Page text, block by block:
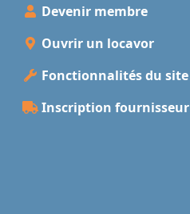
Devenir membre
Ouvrir un locavor
Fonctionnalités du site
Inscription fournisseur